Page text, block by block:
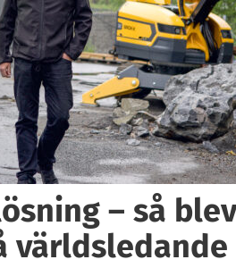
– så blev
världsledande